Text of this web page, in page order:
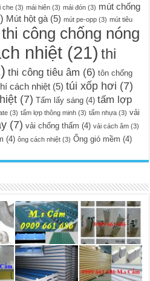
che (3) mái hiên (3) mái đón (3) mút chống
Mút hột gà (5) mút pe-opp (3) mút tiêu
thi công chống nóng
nhiệt (21) thi
thi công tiêu âm (6) tôn chống
cách nhiệt (5) túi xốp hơi (7)
(7) Tấm lấy sáng (4) tấm lợp
(3) tấm lợp thông minh (3) tấm nhựa (3) vải
(7) vải chống thấm (4) vải cách âm (3)
(4) ông cách nhiệt (3) Ống gió mềm (4)